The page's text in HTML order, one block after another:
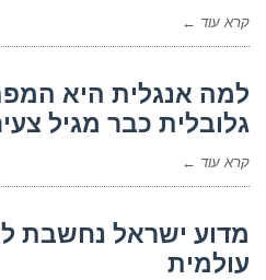
קרא עוד ←
למה אנגלית היא
גלובלית כבר מגיל
קרא עוד ←
מדוע ישראל נחשבת
עולמית